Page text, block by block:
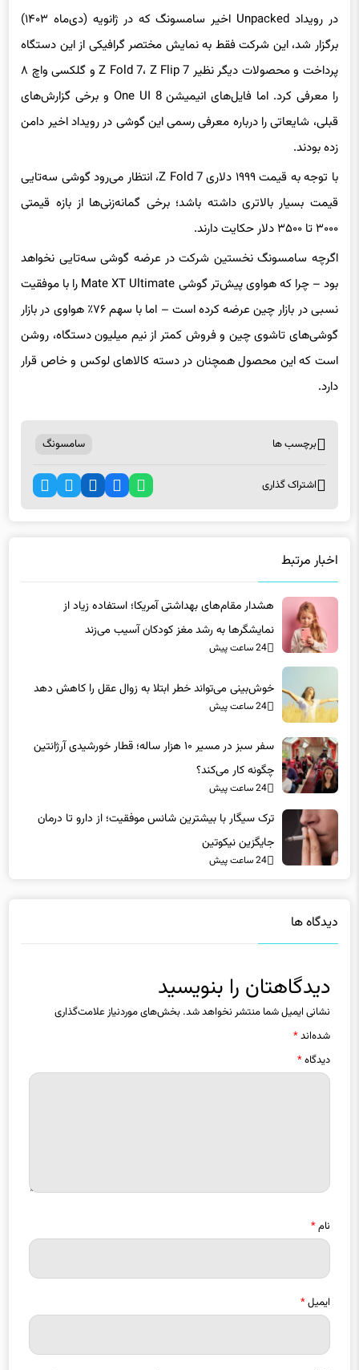
برگزار شد، این شرکت فقط به نمایش مختصر گرافیکی از این دستگاه
پرداخت و محصولات دیگر نظیر Z Fold 7، Z Flip 7 و گلکسی واچ ۸
را معرفی کرد. اما فایل‌های انیمیشن One UI 8 و برخی گزارش‌های
قبلی، شایعاتی را درباره معرفی رسمی این گوشی در رویداد اخیر دامن
زده بودند.
قیمت بسیار بالاتری داشته باشد؛ برخی گمانه‌زنی‌ها از بازه قیمتی
۳۰۰۰ تا ۳۵۰۰ دلار حکایت دارند.
اگرچه سامسونگ نخستین شرکت در عرضه گوشی سه‌تایی نخواهد
بود – چرا که هواوی پیش‌تر گوشی Mate XT Ultimate را با موفقیت
نسبی در بازار چین عرضه کرده است – اما با سهم ۷۶٪ هواوی در بازار
گوشی‌های تاشوی چین و فروش کمتر از نیم میلیون دستگاه، روشن
است که این محصول همچنان در دسته کالاهای لوکس و خاص قرار
دارد.
هشدار مقام‌های بهداشتی آمریکا؛ استفاده زیاد از
نمایشگرها به رشد مغز کودکان آسیب می‌زند
24 ساعت پیش
24 ساعت پیش
چگونه کار می‌کند؟
24 ساعت پیش
ترک سیگار با بیشترین شانس موفقیت؛ از دارو تا درمان
جایگزین نیکوتین
24 ساعت پیش
نشانی ایمیل شما منتشر نخواهد شد.بخش‌های موردنیاز علامت‌گذاری
شده‌اند*
دیدگاه*
ایمیل*
ذخیره نام، ایمیل و وبسایت من در مرورگر برای زمانی که دوباره دیدگاهی